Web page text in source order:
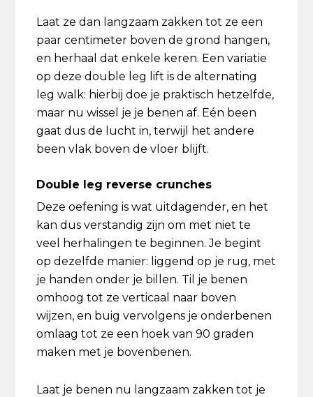
Laat ze dan langzaam zakken tot ze een
paar centimeter boven de grond hangen,
en herhaal dat enkele keren. Een variatie
op deze double leg lift is de alternating
leg walk: hierbij doe je praktisch hetzelfde,
maar nu wissel je je benen af. Eén been
gaat dus de lucht in, terwijl het andere
been vlak boven de vloer blijft.
Double leg reverse crunches
Deze oefening is wat uitdagender, en het
kan dus verstandig zijn om met niet te
veel herhalingen te beginnen. Je begint
op dezelfde manier: liggend op je rug, met
je handen onder je billen. Til je benen
omhoog tot ze verticaal naar boven
wijzen, en buig vervolgens je onderbenen
omlaag tot ze een hoek van 90 graden
maken met je bovenbenen.
Laat je benen nu langzaam zakken tot je